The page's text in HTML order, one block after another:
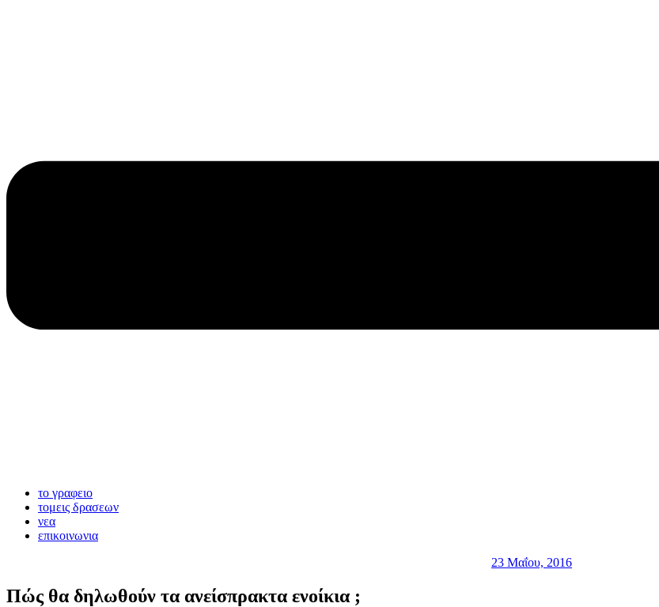
το γραφειο
τομεις δρασεων
νεα
επικοινωνια
23 Μαΐου, 2016
Πώς θα δηλωθούν τα ανείσπρακτα ενοίκια ;